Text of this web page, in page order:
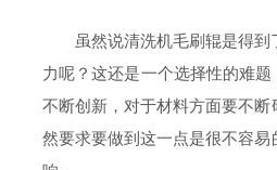
虽然说清洗机毛刷辊是得
力呢？这还是一个选择性的难
不断创新，对于材料方面要不
然要求要做到这一点是很不容